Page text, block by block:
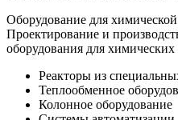
Оборудование для
Проектирование и
оборудования для
Реакторы из
Теплообменное
Колонное оборудование